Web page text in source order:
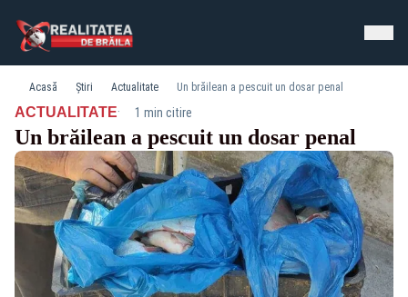
Acasă Știri Actualitate Un brăilean a pescuit un dosar penal
ACTUALITATE· 1 min citire
Un brăilean a pescuit un dosar penal